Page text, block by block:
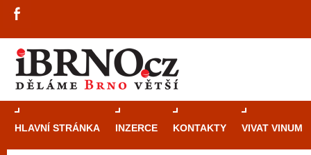
HLAVNÍ STRÁNKA INZERCE KONTAKTY VIVAT VINUM